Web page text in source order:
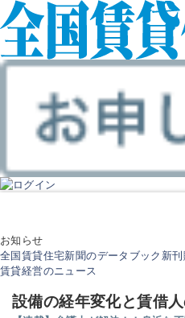
お知らせ
全国賃貸住宅新聞のデータブック新
賃貸経営のニュース
設備の経年変化と賃借